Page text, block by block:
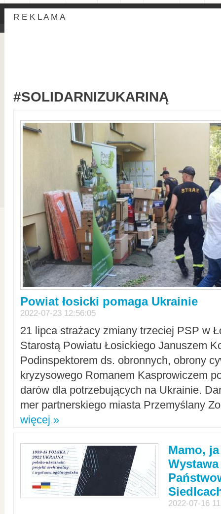
R E K L A M A
#SOLIDARNIZUKARINĄ
Powiat łosicki pomaga Ukrainie
2022-07-23 12:56:05
21 lipca strażacy zmiany trzeciej PSP w
Starostą Powiatu Łosickiego Januszem
Podinspektorem ds. obronnych, obrony
kryzysowego Romanem Kasprowiczem
darów dla potrzebujących na Ukrainie.
mer partnerskiego miasta Przemyślany
więcej »
Mamo,
2022-07-16